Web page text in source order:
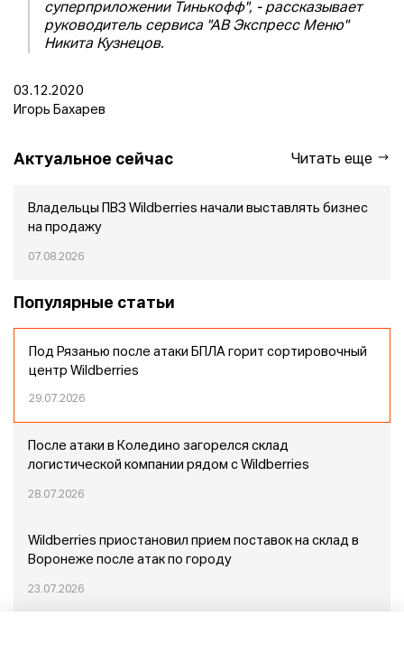
суперприложении Тинькофф", - рассказывает
руководитель сервиса "АВ Экспресс Меню"
Никита Кузнецов.
03.12.2020
Игорь Бахарев
Актуальное сейчас Читать еще
Владельцы ПВЗ Wildberries начали выставлять бизнес
на продажу
07.08.2026
Популярные статьи
Под Рязанью после атаки БПЛА горит сортировочный
центр Wildberries
29.07.2026
После атаки в Коледино загорелся склад
логистической компании рядом с Wildberries
28.07.2026
Wildberries приостановил прием поставок на склад в
Воронеже после атак по городу
23.07.2026